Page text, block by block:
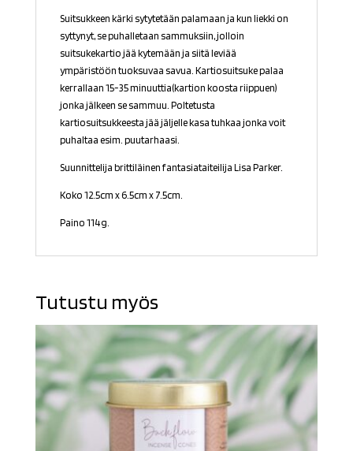
Suitsukkeen kärki sytytetään palamaan ja kun liekki on
syttynyt, se puhalletaan sammuksiin, jolloin
suitsukekartio jää kytemään ja siitä leviää
ympäristöön tuoksuvaa savua. Kartiosuitsuke palaa
kerrallaan 15-35 minuuttia(kartion koosta riippuen)
jonka jälkeen se sammuu. Poltetusta
kartiosuitsukkeesta jää jäljelle kasa tuhkaa jonka voit
puhaltaa esim. puutarhaasi.
Suunnittelija brittiläinen fantasiataiteilija Lisa Parker.
Koko 12.5cm x 6.5cm x 7.5cm.
Paino 114g.
Tutustu myös